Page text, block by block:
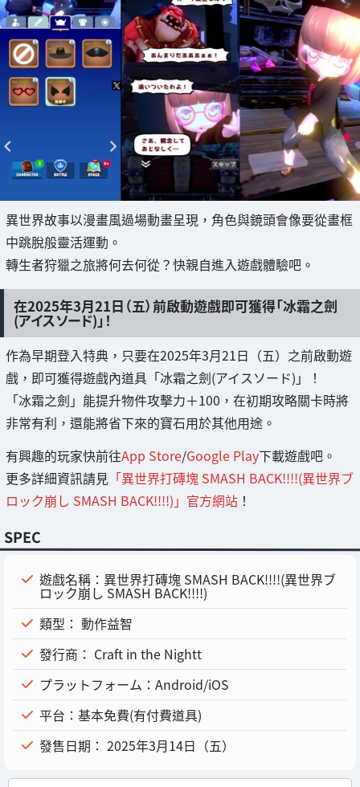
異世界故事以漫畫風過場動畫呈現，角色與鏡頭會像要從畫框
中跳脫般靈活運動。
轉生者狩獵之旅將何去何從？快親自進入遊戲體驗吧。
在2025年3月21日（五）前啟動遊戲即可獲得「冰霜之劍
(アイスソード)」！
作為早期登入特典，只要在2025年3月21日（五）之前啟動遊
戲，即可獲得遊戲內道具「冰霜之劍(アイスソード)」！
「冰霜之劍」能提升物件攻擊力＋100，在初期攻略關卡時將
非常有利，還能將省下來的寶石用於其他用途。
有興趣的玩家快前往App Store/Google Play下載遊戲吧。
更多詳細資訊請見 「異世界打磚塊 SMASH BACK!!!!(異世界ブ
ロック崩し SMASH BACK!!!!)」官方網站 ！
SPEC
遊戲名稱：異世界打磚塊 SMASH BACK!!!!(異世界ブ
ロック崩し SMASH BACK!!!!)
類型： 動作益智
發行商： Craft in the Nightt
プラットフォーム：Android/iOS
平台：基本免費(有付費道具)
發售日期： 2025年3月14日（五）